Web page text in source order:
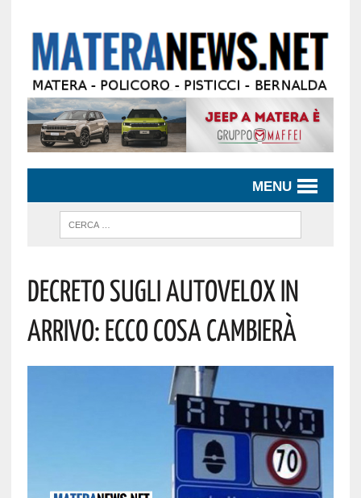
MENU
Decreto Sugli Autovelox In
Arrivo: Ecco Cosa Cambierà